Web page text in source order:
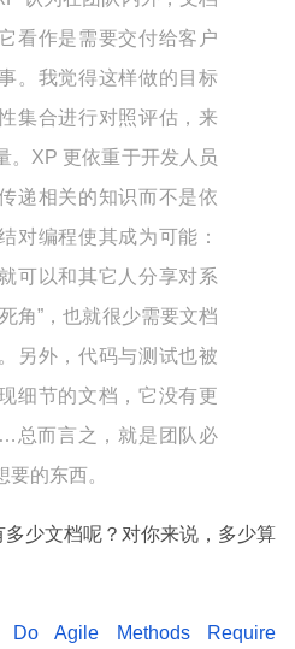
看作是需要交付给客户
。我觉得这样做的目标
集合进行对照评估，来
。XP 更依重于开发人员
递相关的知识而不是依
对编程使其成为可能：
可以和其它人分享对系
角”，也就很少需要文档
另外，代码与测试也被
细节的文档，它没有更
总而言之，就是团队必
的东西。
少文档呢？对你来说，多少算
Do Agile Methods Require